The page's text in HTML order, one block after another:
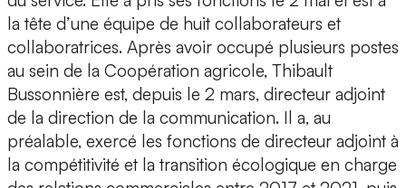
la tête d’une équipe de huit collaborateurs et
collaboratrices. Après avoir occupé plusieurs postes
au sein de la Coopération agricole, Thibault
Bussonnière est, depuis le 2 mars, directeur adjoint
de la direction de la communication. Il a, au
préalable, exercé les fonctions de directeur adjoint à
la compétitivité et la transition écologique en charge